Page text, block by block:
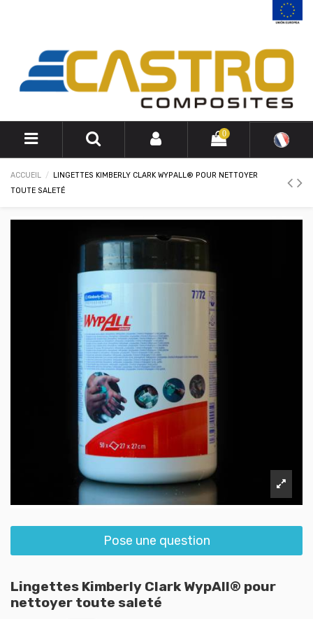
0
ACCUEIL
LINGETTES KIMBERLY CLARK WYPALL® POUR NETTOYER
TOUTE SALETÉ
Pose une question
Lingettes Kimberly Clark WypAll® pour
nettoyer toute saleté